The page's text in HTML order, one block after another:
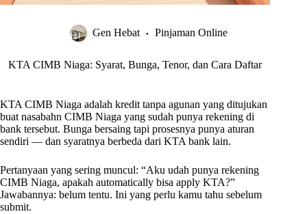
Gen Hebat Pinjaman Online
KTA CIMB Niaga: Syarat, Bunga, Tenor, dan Cara Daftar
KTA CIMB Niaga adalah kredit tanpa agunan yang ditujukan
buat nasabahn CIMB Niaga yang sudah punya rekening di
bank tersebut. Bunga bersaing tapi prosesnya punya aturan
sendiri — dan syaratnya berbeda dari KTA bank lain.
Pertanyaan yang sering muncul: “Aku udah punya rekening
CIMB Niaga, apakah automatically bisa apply KTA?”
Jawabannya: belum tentu. Ini yang perlu kamu tahu sebelum
submit.